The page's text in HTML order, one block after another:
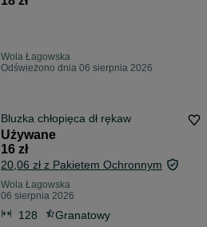
Wola Łagowska
Odświeżono dnia 06 sierpnia 2026
Bluzka chłopięca dł rękaw
Używane
16 zł
20,06 zł z Pakietem Ochronnym
Wola Łagowska
06 sierpnia 2026
128 Granatowy